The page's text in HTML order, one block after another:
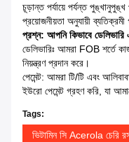
চূড়ান্ত পর্যায়ে পর্যন্ত
প্রয়োজনীয়তা অনুযায়ী
প্রশ্ন: আপনি কিভাবে ডেলিভারি
ডেলিভারিঃ আমরা FOB শর্তে
নিয়ন্ত্রণ প্রদান করে।
পেমেন্ট: আমরা টি/টি এবং
ইউরো পেমেন্ট গ্রহণ করি, যা
Tags:
ভিটামিন সি Acerola চেরি